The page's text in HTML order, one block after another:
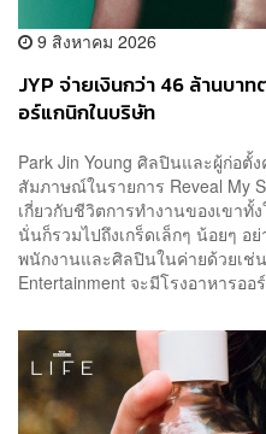
9 สิงหาคม 2026
JYP จ่ายเงินกว่า 46 ล้านบา
อร์แกนิกในบริษัท
Park Jin Young ศิลปินและผู้ก่อตั้
สัมภาษณ์ในรายการ Reveal My
เกี่ยวกับชีวิตการทำงานของเขา
นั่นก็รวมไปถึงเกร็ดเล็กๆ น้อยๆ อ
พนักงานและศิลปินในค่ายด้วยเ
Entertainment จะมีโรงอาหารออ